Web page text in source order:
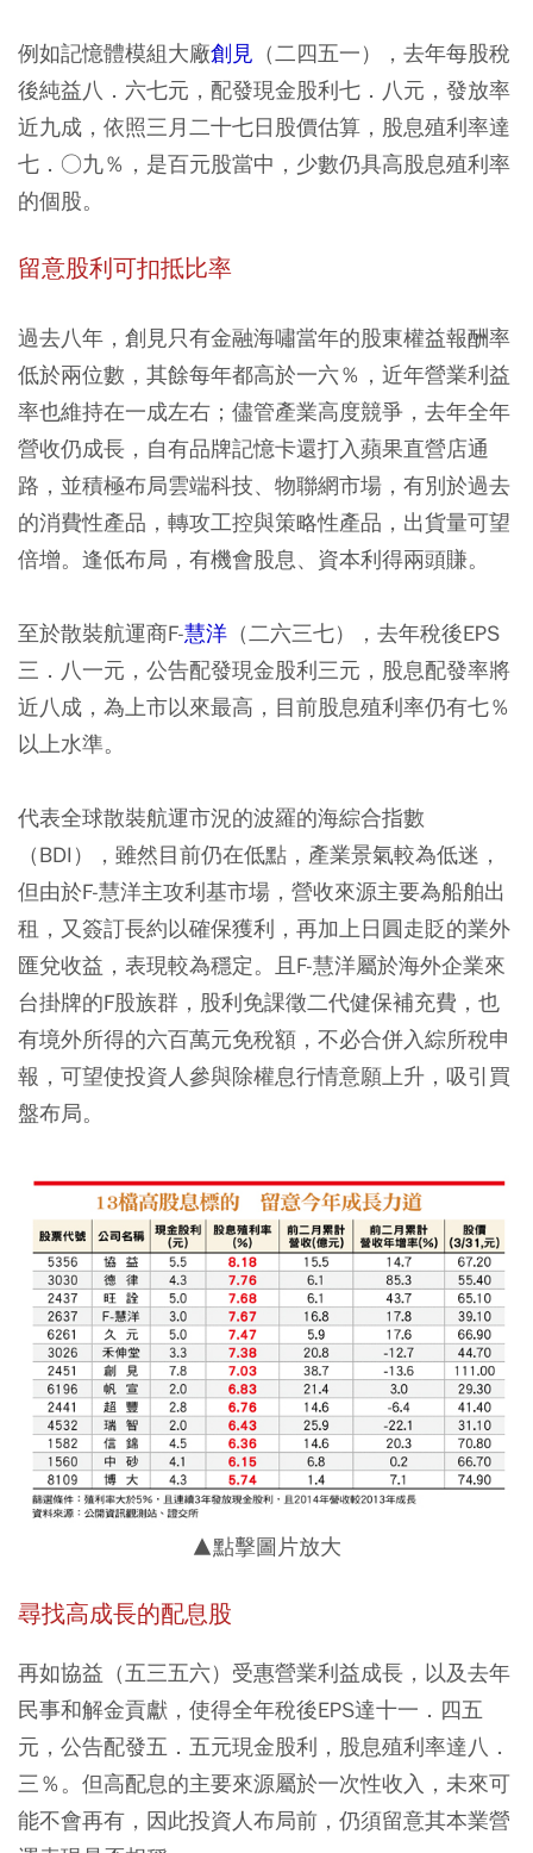
例如記憶體模組大廠創見 （二四五一），去年每股稅
後純益八．六七元，配發現金股利七．八元，發放率
近九成，依照三月二十七日股價估算，股息殖利率達
七．○九％，是百元股當中，少數仍具高股息殖利率
的個股。
留意股利可扣抵比率
過去八年，創見只有金融海嘯當年的股東權益報酬率
低於兩位數，其餘每年都高於一六％，近年營業利益
率也維持在一成左右；儘管產業高度競爭，去年全年
營收仍成長，自有品牌記憶卡還打入蘋果直營店通
路，並積極布局雲端科技、物聯網市場，有別於過去
的消費性產品，轉攻工控與策略性產品，出貨量可望
倍增。逢低布局，有機會股息、資本利得兩頭賺。
至於散裝航運商F-慧洋 （二六三七），去年稅後EPS
三．八一元，公告配發現金股利三元，股息配發率將
近八成，為上市以來最高，目前股息殖利率仍有七％
以上水準。
代表全球散裝航運市況的波羅的海綜合指數
（BDI），雖然目前仍在低點，產業景氣較為低迷，
但由於F-慧洋主攻利基市場，營收來源主要為船舶出
租，又簽訂長約以確保獲利，再加上日圓走貶的業外
匯兌收益，表現較為穩定。且F-慧洋屬於海外企業來
台掛牌的F股族群，股利免課徵二代健保補充費，也
有境外所得的六百萬元免稅額，不必合併入綜所稅申
報，可望使投資人參與除權息行情意願上升，吸引買
盤布局。
▲點擊圖片放大
尋找高成長的配息股
再如協益（五三五六）受惠營業利益成長，以及去年
民事和解金貢獻，使得全年稅後EPS達十一．四五
元，公告配發五．五元現金股利，股息殖利率達八．
三％。但高配息的主要來源屬於一次性收入，未來可
能不會再有，因此投資人布局前，仍須留意其本業營